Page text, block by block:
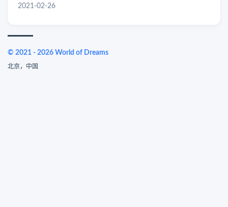
2021-02-26
© 2021 - 2026 World of Dreams
北京，中国